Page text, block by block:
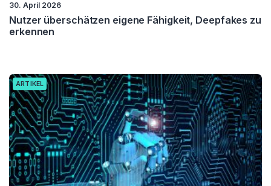
30. April 2026
Nutzer überschätzen eigene Fähigkeit, Deepfakes zu
erkennen
ARTIKEL